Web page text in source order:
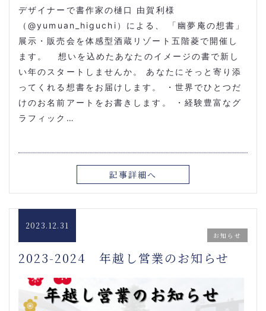
デザイナーで書作家の樋口 由賀利様
（@yumuan_higuchi）による、 「幽夢庵の想書」
展示・販売会を体感型酒蔵リゾート五階菱で開催し
ます。 想いを込めたあなたのイメージの書で新し
い年のスタートしませんか。 あなたにそっと寄り添
ってくれる想書をお届けします。 ・世界でひとつだ
けのお名前アートをお書きします。 ・経験豊富なグ
ラフィック…
記事詳細へ
2023.12.31
お知らせ
2023-2024 年越し営業のお知らせ